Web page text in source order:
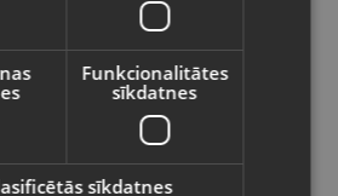
E1504FA
Funkcionalitātes
sīkdatnes
sīkdatnes